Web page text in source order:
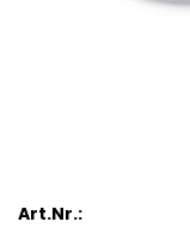
Art.Nr.: